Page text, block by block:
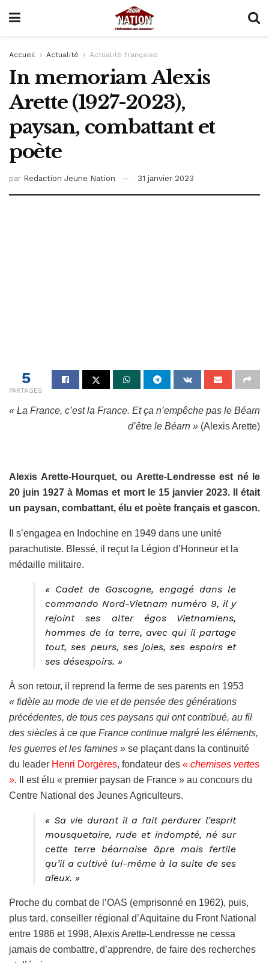
Accueil Actualité Actualité française
In memoriam Alexis
Arette (1927-2023),
paysan, combattant et
poète
par Redaction Jeune Nation 31 janvier 2023
5
PARTAGES
« La France, c’est la France. Et ça n’empêche pas le Béarn
d’être le Béarn » (Alexis Arette)
Alexis Arette-Hourquet, ou Arette-Lendresse est né le
20 juin 1927 à Momas et mort le 15 janvier 2023. Il était
un paysan, combattant, élu et poète français et gascon.
Il s’engagea en Indochine en 1949 dans une unité
parachutiste. Blessé, il reçut la Légion d’Honneur et la
médaille militaire.
« Cadet de Gascogne, engagé dans le
commando Nord-Vietnam numéro 9, il y
rejoint ses alter égos Vietnamiens,
hommes de la terre, avec qui il partage
tout, ses peurs, ses joies, ses espoirs et
ses désespoirs. »
À son retour, il reprend la ferme de ses parents en 1953
« fidèle au mode de vie et de pensée des générations
précédentes, de tous ces paysans qui ont contribué, au fil
des siècles à ce que France continue malgré les éléments,
les guerres et les famines » se plaçant dans la continuité
du leader Henri Dorgères, fondateur des « chemises vertes
». Il est élu « premier paysan de France » au concours du
Centre National des Jeunes Agriculteurs.
« Sa vie durant il a fait perdurer l’esprit
mousquetaire, rude et indompté, né sur
cette terre béarnaise âpre mais fertile
qu’il a cultivé lui-même à la suite de ses
aïeux. »
Proche du combat de l’OAS (emprisonné en 1962), puis,
plus tard, conseiller régional d’Aquitaine du Front National
entre 1986 et 1998, Alexis Arette-Lendresse ne cessa
jamais de combattre, d’apprendre, de faire des recherches